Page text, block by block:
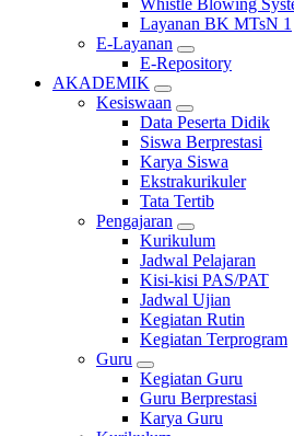
Whistle Blowing
Layanan BK MTsN 1
E-Layanan
E-Repository
AKADEMIK
Kesiswaan
Data Peserta Didik
Siswa Berprestasi
Karya Siswa
Ekstrakurikuler
Tata Tertib
Pengajaran
Kurikulum
Jadwal Pelajaran
Kisi-kisi PAS/PAT
Jadwal Ujian
Kegiatan Rutin
Kegiatan Terprogram
Guru
Kegiatan Guru
Guru Berprestasi
Karya Guru